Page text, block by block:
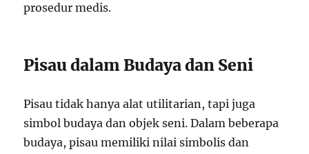
prosedur medis.
Pisau dalam Budaya dan Seni
Pisau tidak hanya alat utilitarian, tapi juga
simbol budaya dan objek seni. Dalam beberapa
budaya, pisau memiliki nilai simbolis dan